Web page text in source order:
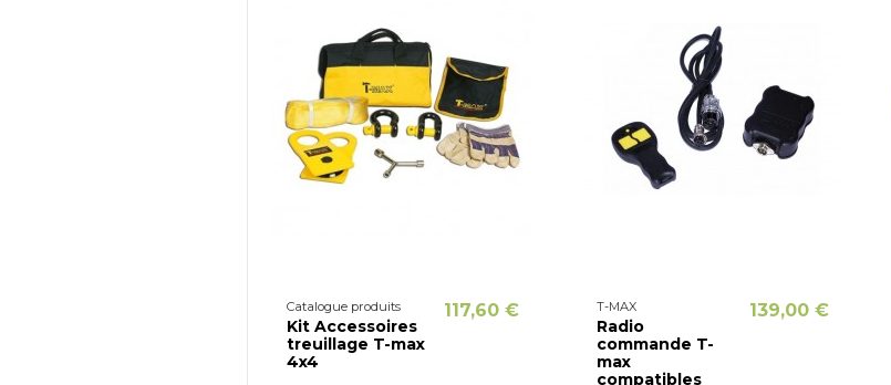
Catalogue produits
Kit Accessoires
treuillage T-max
4x4
117,60 € T-MAX
Radio
commande T-
max
compatibles
139,00 €